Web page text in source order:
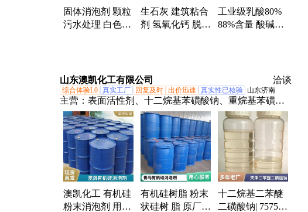
固体消泡剂 颗粒
污水处理 白色粉
生石灰 建筑粘合
剂 氢氧化钙 脱硫
工业级乳酸80%
88%含量 酸碱PH
山东澳凯化工有限公司 洽谈
综合体验L0 真实工厂 回复及时 出价迅速 真实性已核验 山东济南
主营： 表面活性剂、十二烷基苯磺酸钠、重烷基苯磺酸
钠、甲基硅酸钠、甲基硅酸钾、有机硅消泡剂、三乙醇
胺油酸皂、三乙醇胺硼酸酯、二乙烯三胺五乙酸五钠、
乙氧基化烷基硫酸钠、乳化剂、纳米碳酸钙、聚乙二醇
硼酸酯、油酸钾、二苯醚二磺酸钠、十二烷基硫酸钠、
聚氯乙烯、AES、松香引气剂、二乙烯三胺五乙酸、α-烯
基磺酸钠
澳凯化工 有机硅
粉末消泡剂 用于
有机硅树脂 粉末
状硅树 脂 原厂直
十二烷基二苯醚
二磺酸钠| 7575-